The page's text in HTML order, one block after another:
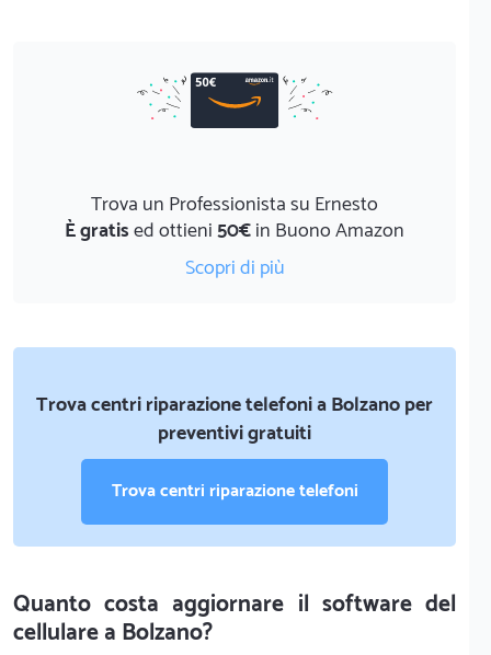
Trova un Professionista su Ernesto
È gratised ottieni50€in Buono Amazon
Scopri di più
Trova centri riparazione telefoni a Bolzano per
preventivi gratuiti
Trova centri riparazione telefoni
Quanto costa aggiornare il software del
cellulare a Bolzano?